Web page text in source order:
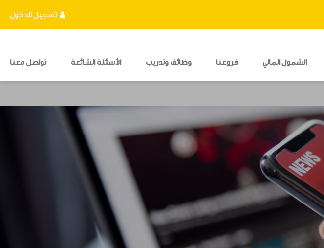
تسجيل الدخول
الشمول المالي فروعنا وظائف وتدريب الأسئلة الشائعة تواصل معنا